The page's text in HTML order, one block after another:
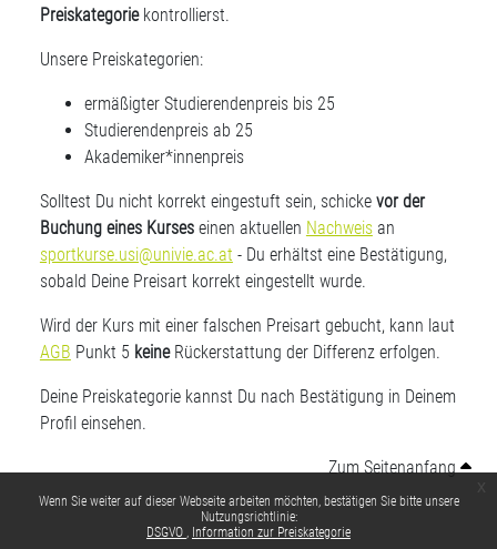
Wenn Sie weiter auf dieser Webseite arbeiten möchten, bestätigen Sie bitte unsere
Nutzungsrichtlinie:
DSGVO
Information zur Preiskategorie
Preiskategoriekontrollierst.
Unsere Preiskategorien:
ermäßigter Studierendenpreis bis 25
Studierendenpreis ab 25
Akademiker*innenpreis
Solltest Du nicht korrekt eingestuft sein, schicke vor der
Buchung eines Kurses einen aktuellen Nachweisan
sportkurse.usi@univie.ac.at - Du erhältst eine Bestätigung,
sobald Deine Preisart korrekt eingestellt wurde.
Wird der Kurs mit einer falschen Preisart gebucht, kann laut
AGB Punkt 5 keine Rückerstattung der Differenz erfolgen.
Deine Preiskategorie kannst Du nach Bestätigung in Deinem
Profil einsehen.
Zum Seitenanfang